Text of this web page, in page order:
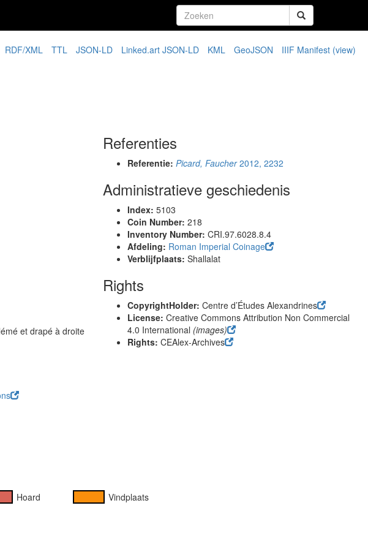
RDF/XML TTL JSON-LD Linked.art JSON-LD KML GeoJSON IIIF Manifest (view)
et drapé à droite
Referenties
Referentie: Picard, Faucher2012, 2232
Administratieve geschiedenis
Index: 5103
Coin Number: 218
Inventory Number: CRI.97.6028.8.4
Afdeling: Roman Imperial Coinage
Verblijfplaats: Shallalat
Rights
CopyrightHolder: Centre d’Études Alexandrines
License: Creative Commons Attribution Non Commercial
4.0 International (images)
Rights: CEAlex-Archives
Hoard
Vindplaats